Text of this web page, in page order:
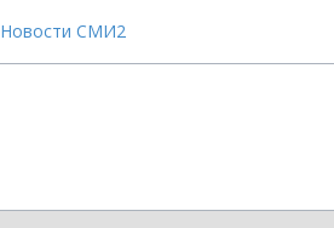
Новости СМИ2